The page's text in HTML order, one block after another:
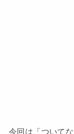
今回は「ついて